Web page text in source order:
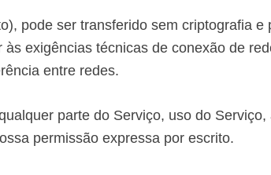
pode ser transferido sem criptografia e
exigências técnicas de conexão de
entre redes.
parte do Serviço, uso do Serviço,
permissão expressa por escrito.